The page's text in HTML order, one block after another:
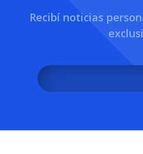
Recibí noticias